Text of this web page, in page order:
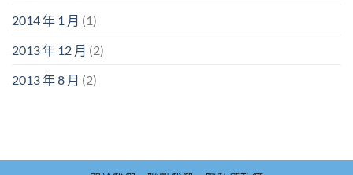
2014 年 1 月 (1)
2013 年 12 月 (2)
2013 年 8 月 (2)